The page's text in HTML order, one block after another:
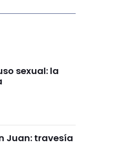
sexual: la
Juan: travesía